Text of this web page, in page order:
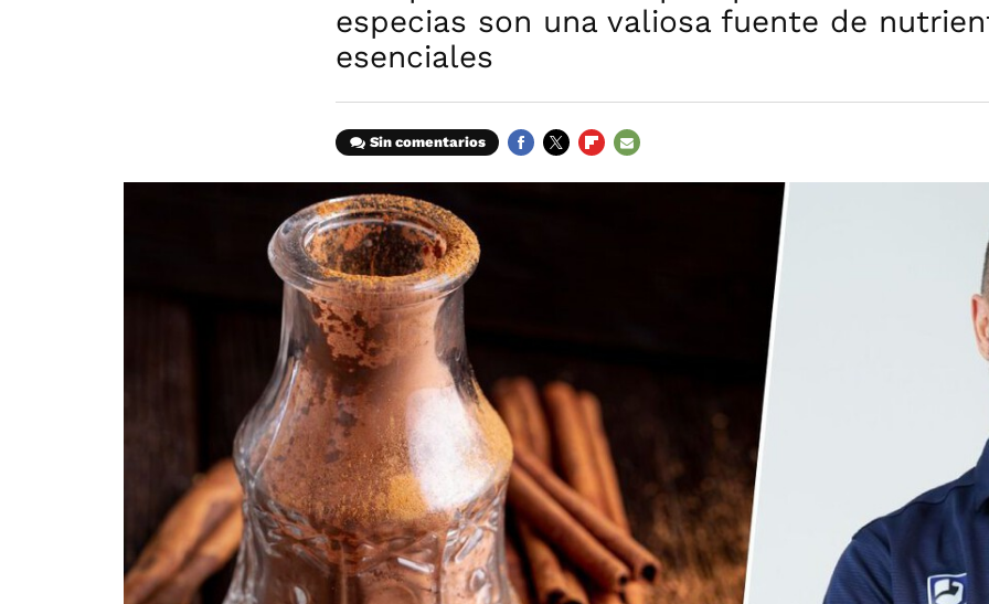
especias son una valiosa fuente de
esenciales
Sin comentarios